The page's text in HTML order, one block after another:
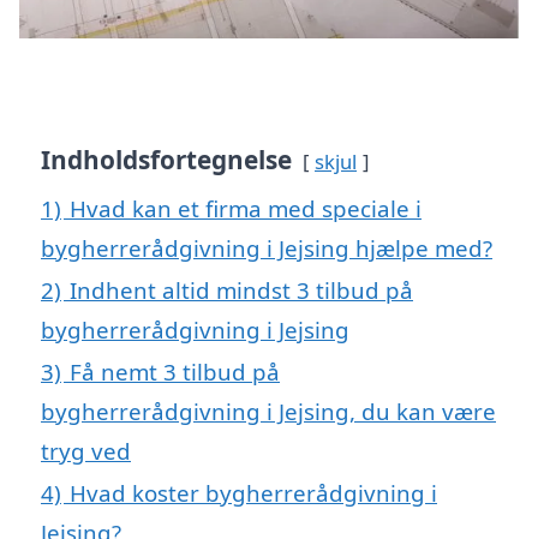
Indholdsfortegnelse skjul
1) Hvad kan et firma med speciale i
bygherrerådgivning i Jejsing hjælpe med?
2) Indhent altid mindst 3 tilbud på
bygherrerådgivning i Jejsing
3) Få nemt 3 tilbud på
bygherrerådgivning i Jejsing, du kan være
tryg ved
4) Hvad koster bygherrerådgivning i
Jejsing?